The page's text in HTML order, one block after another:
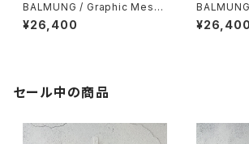
BALMUNG / Graphic Mesh
Top ”Banibo” / Black
¥26,400
Top
¥26,400
セール中の商品